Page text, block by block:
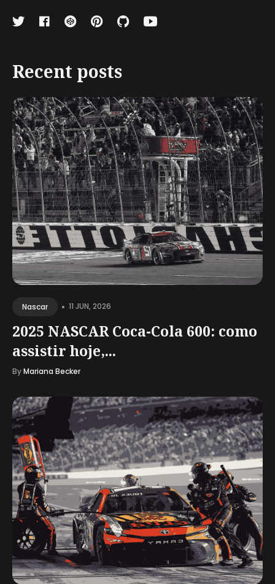
Recent posts
Nascar • 11 JUN, 2026
2025 NASCAR Coca-Cola 600: como
assistir hoje,...
ByMariana Becker